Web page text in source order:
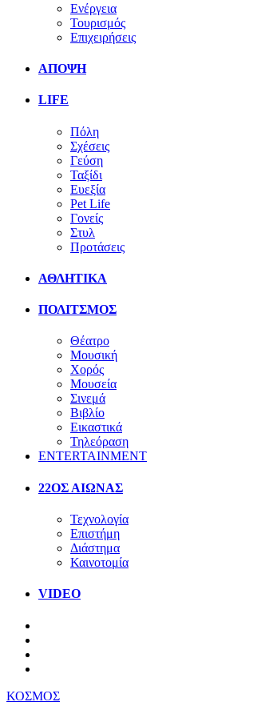
Ενέργεια
Τουρισμός
Επιχειρήσεις
ΑΠΟΨΗ
LIFE
Πόλη
Σχέσεις
Γεύση
Ταξίδι
Ευεξία
Pet Life
Γονείς
Στυλ
Προτάσεις
ΑΘΛΗΤΙΚΑ
ΠΟΛΙΤΣΜΟΣ
Θέατρο
Μουσική
Χορός
Μουσεία
Σινεμά
Βιβλίο
Εικαστικά
Τηλεόραση
ENTERTAINMENT
22ΟΣ ΑΙΩΝΑΣ
Τεχνολογία
Επιστήμη
Διάστημα
Καινοτομία
VIDEO
ΚΟΣΜΟΣ